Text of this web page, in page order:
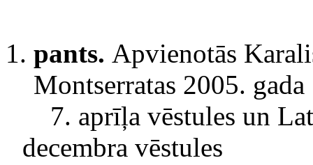
pants. Apvienotās
Montserratas 2005. gada
7. aprīļa vēstules un
decembra vēstules